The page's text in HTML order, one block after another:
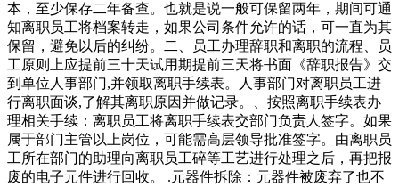
本，至少保存二年备查。也就是说一般可保留两年，期间可通
知离职员工将档案转走，如果公司条件允许的话，可一直为其
保留，避免以后的纠纷。二、员工办理辞职和离职的流程、员
工原则上应提前三十天试用期提前三天将书面《辞职报告》交
到单位人事部门,并领取离职手续表。人事部门对离职员工进
行离职面谈,了解其离职原因并做记录。、按照离职手续表办
理相关手续：离职员工将离职手续表交部门负责人签字。如果
属于部门主管以上岗位，可能需高层领导批准签字。由离职员
工所在部门的助理向离职员工碎等工艺进行处理之后，再把报
废的电子元件进行回收。 .元器件拆除：元器件被废弃了也不